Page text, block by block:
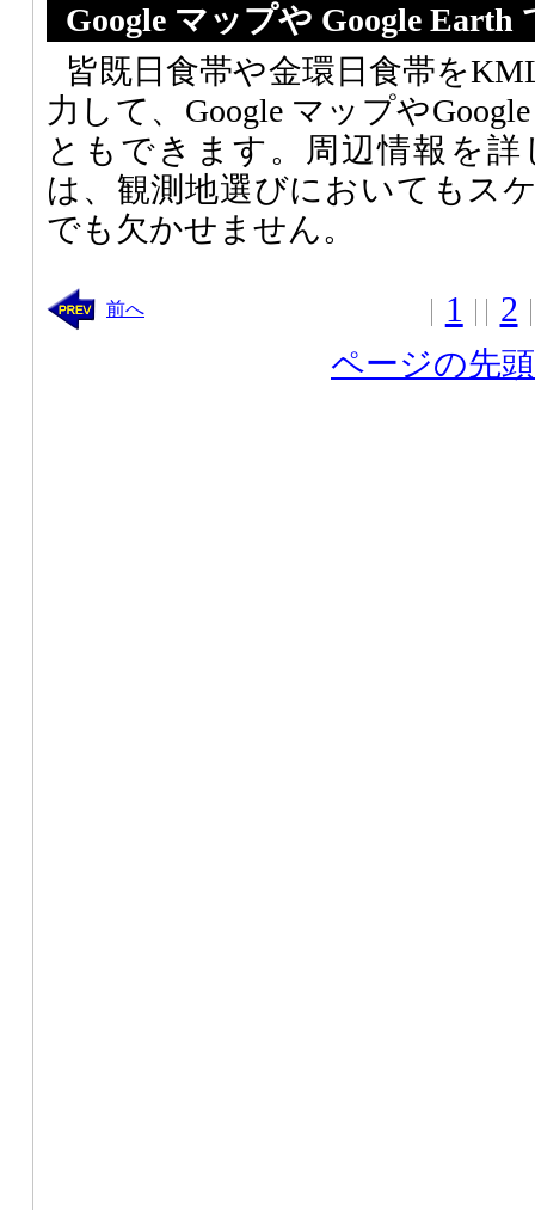
Google マップや Google Earth
皆既日食帯や金環日食帯を
力して、Google マップや
ともできます。周辺情報を
は、観測地選びにおいてもス
でも欠かせません。
前へ 1 2
ページの先